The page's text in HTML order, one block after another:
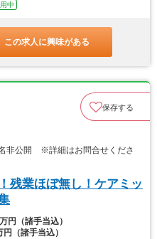
中
この求人に興味がある
保存する
非公開 ※詳細はお問合せくださ
残業ほぼ無し！ケアミッ
円（諸手当込）
（諸手当込）